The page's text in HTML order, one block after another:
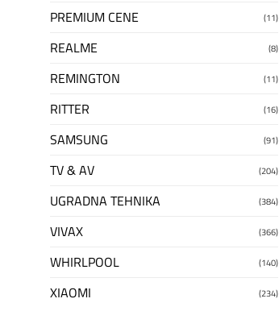
PREMIUM CENE (11)
REALME (8)
REMINGTON (11)
RITTER (16)
SAMSUNG (91)
TV & AV (204)
UGRADNA TEHNIKA (384)
VIVAX (366)
WHIRLPOOL (140)
XIAOMI (234)